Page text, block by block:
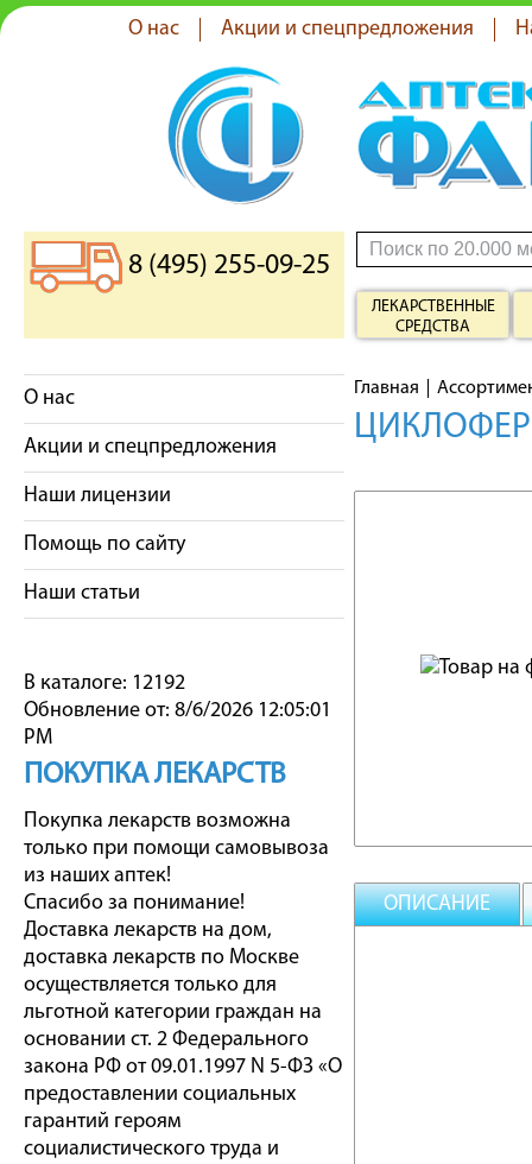
О нас Акции и спецпредложения
8 (495) 255-09-25
ЛЕКАРСТВЕННЫЕ
СРЕДСТВА
О нас
Акции и спецпредложения
Наши лицензии
Помощь по сайту
Наши статьи
В каталоге: 12192
Обновление от: 8/6/2026 12:05:01
PM
ПОКУПКА ЛЕКАРСТВ
Покупка лекарств возможна
только при помощи самовывоза
из наших аптек!
Спасибо за понимание!
Доставка лекарств на дом,
доставка лекарств по Москве
осуществляется только для
льготной категории граждан на
основании ст. 2 Федерального
закона РФ от 09.01.1997 N 5-ФЗ «О
предоставлении социальных
гарантий героям
социалистического труда и
Главная
ОПИСАНИЕ